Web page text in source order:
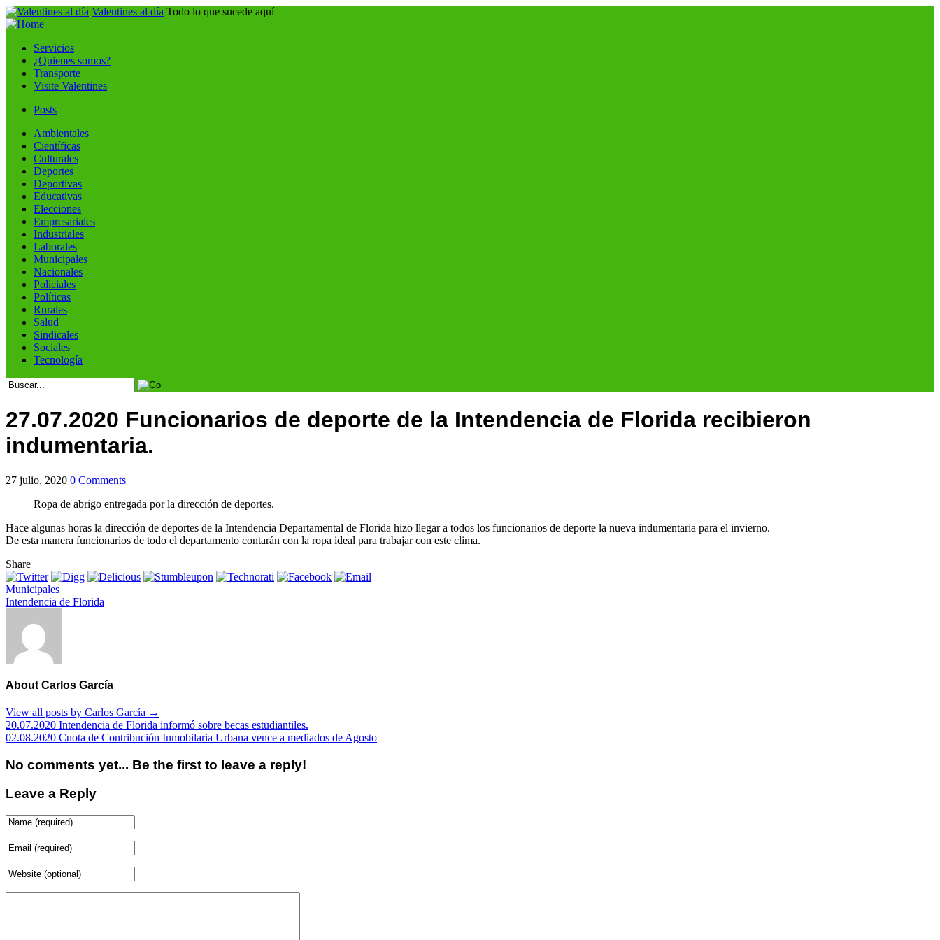
Valentines al día Todo lo que sucede aquí
Servicios
¿Quienes somos?
Transporte
Visite Valentines
Posts
Ambientales
Científicas
Culturales
Deportes
Deportivas
Educativas
Elecciones
Empresariales
Industriales
Laborales
Municipales
Nacionales
Policiales
Políticas
Rurales
Salud
Sindicales
Sociales
Tecnología
27.07.2020 Funcionarios de deporte de la Intendencia de Florida recibieron
indumentaria.
27 julio, 2020 0 Comments
Ropa de abrigo entregada por la dirección de deportes.
Hace algunas horas la dirección de deportes de la Intendencia Departamental de Florida hizo llegar a todos los funcionarios de deporte la nueva indumentaria para el invierno.
De esta manera funcionarios de todo el departamento contarán con la ropa ideal para trabajar con este clima.
Share
Municipales
Intendencia de Florida
About Carlos García
View all posts by Carlos García →
20.07.2020 Intendencia de Florida informó sobre becas estudiantiles.
02.08.2020 Cuota de Contribución Inmobilaria Urbana vence a mediados de Agosto
No comments yet... Be the first to leave a reply!
Leave a Reply